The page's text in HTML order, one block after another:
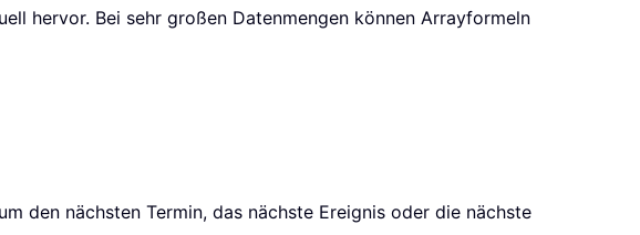
hervor. Bei sehr großen Datenmengen können Arrayformeln
den nächsten Termin, das nächste Ereignis oder die nächste